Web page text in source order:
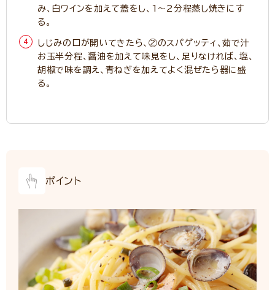
み、白ワインを加えて蓋をし、1～2分程蒸し焼きにす
る。
しじみの口が開いてきたら、②のスパゲッティ、茹で汁
お玉半分程、醤油を加えて味見をし、足りなければ、塩、
胡椒で味を調え、青ねぎを加えてよく混ぜたら器に盛
る。
ポイント